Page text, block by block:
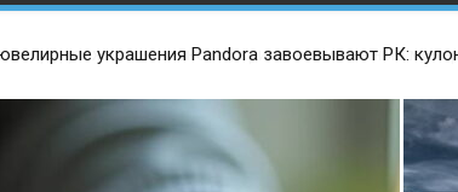
украшения Pandora завоевывают РК: